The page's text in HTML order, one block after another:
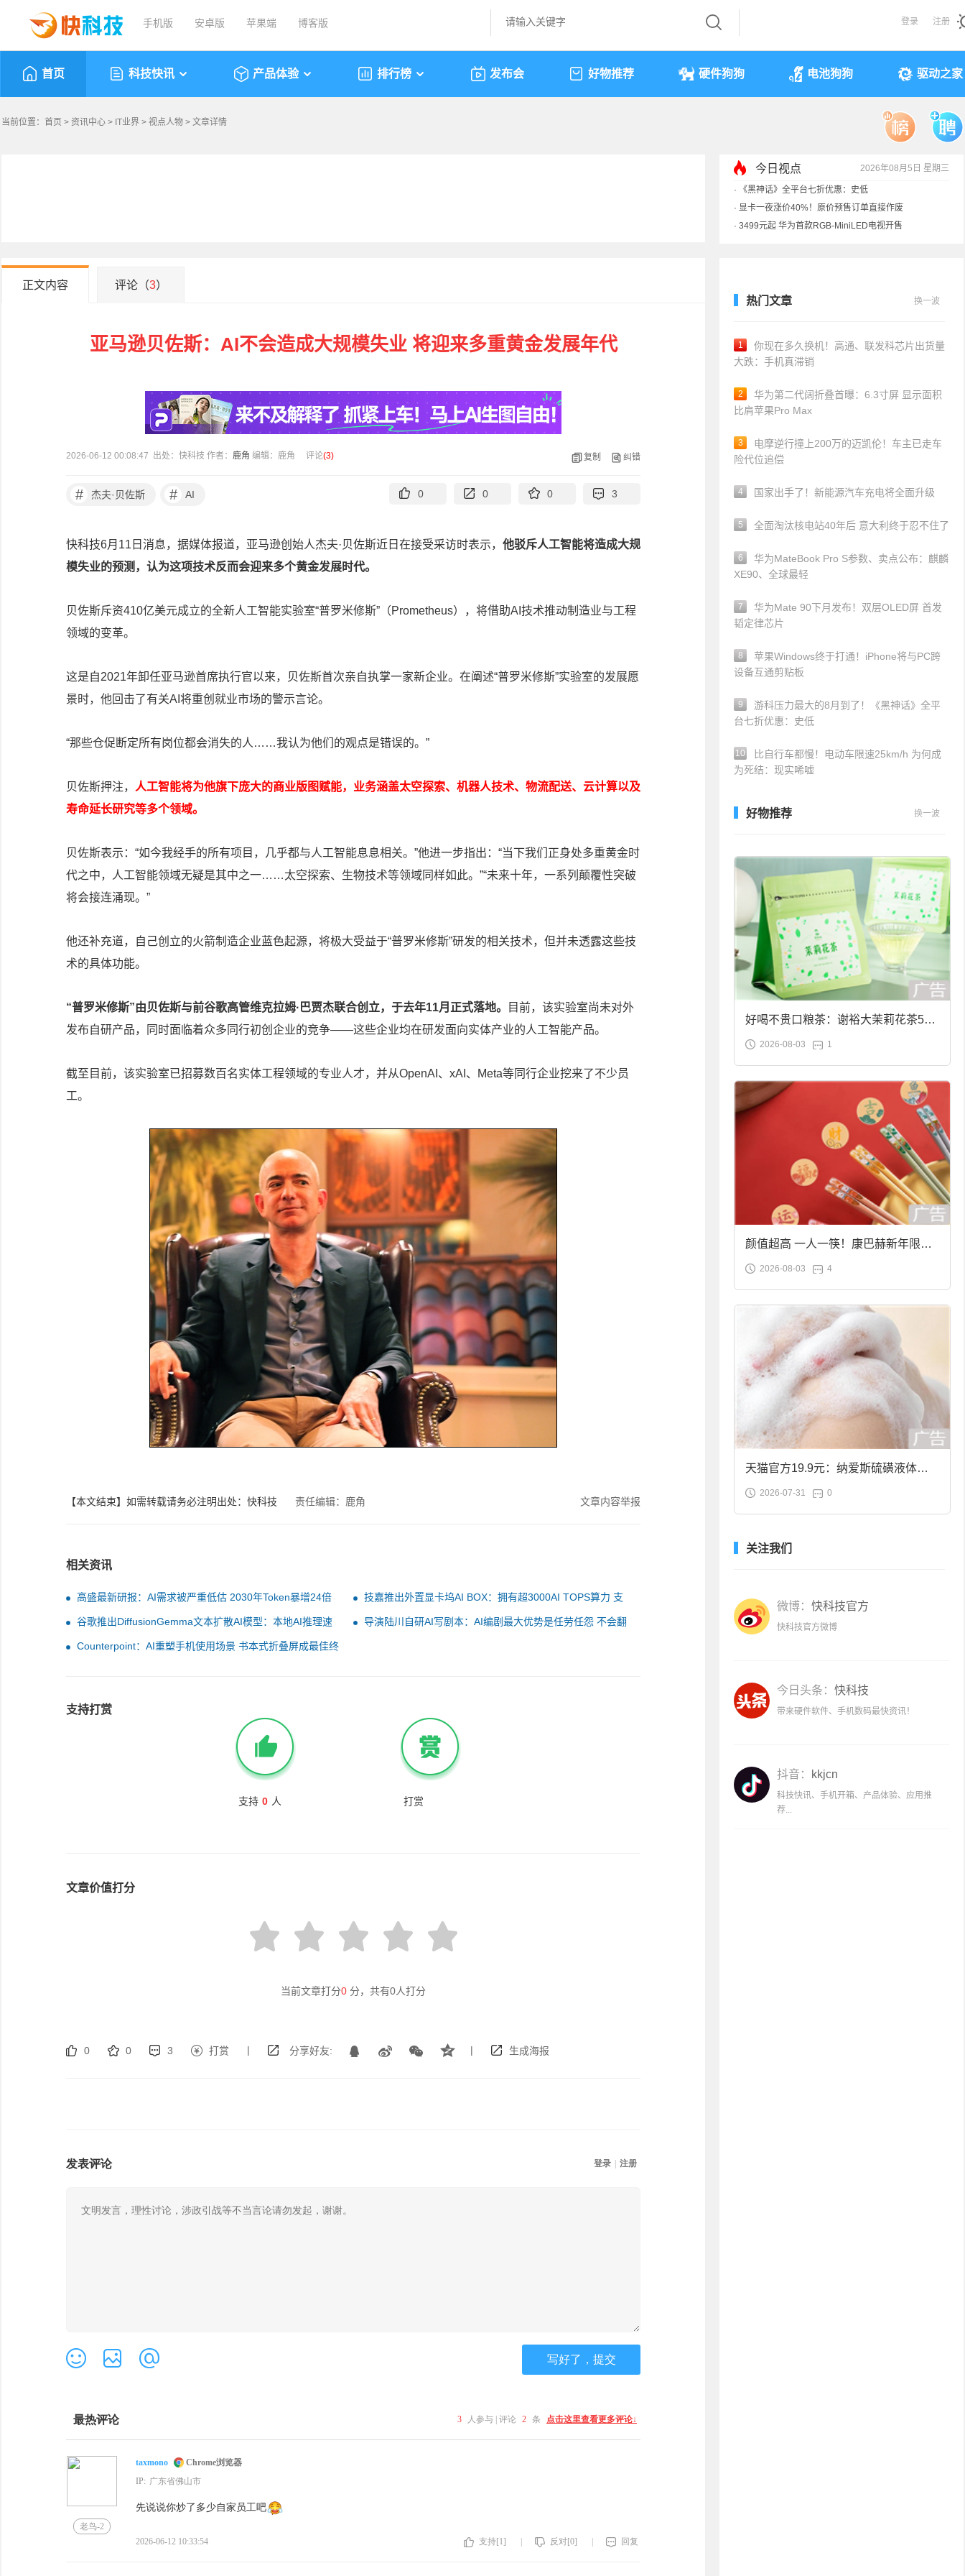
手机版 安卓版 苹果端 博客版 登录 注册
首页 科技快讯 产品体验 排行榜 发布会 好物推荐 硬件狗狗 电池狗狗 驱动之家
当前位置： 首页 > 资讯中心 > IT业界 > 视点人物 > 文章详情
今日视点 2026年08月5日 星期三
·
《黑神话》全平台七折优惠：史低
· 显卡一夜涨价40%！原价预售订单直接作废
· 3499元起 华为首款RGB-MiniLED电视开售
正文内容 评论（3）
亚马逊贝佐斯：AI不会造成大规模失业 将迎来多重黄金发展年代
2026-06-12 00:08:47 出处：快科技 作者： 鹿角 编辑：鹿角 评论(3) 复制 纠错
# 杰夫·贝佐斯 # AI 0 0 0 3
快科技6月11日消息，据媒体报道，亚马逊创始人杰夫·贝佐斯近日在接受采访时表示， 他驳斥人工智能将造成大规
模失业的预测，认为这项技术反而会迎来多个黄金发展时代。
贝佐斯斥资410亿美元成立的全新人工智能实验室“普罗米修斯”（Prometheus），将借助AI技术推动制造业与工程
领域的变革。
这是自2021年卸任亚马逊首席执行官以来，贝佐斯首次亲自执掌一家新企业。在阐述“普罗米修斯”实验室的发展愿
景时，他回击了有关AI将重创就业市场的警示言论。
“那些仓促断定所有岗位都会消失的人……我认为他们的观点是错误的。”
贝佐斯押注， 人工智能将为他旗下庞大的商业版图赋能，业务涵盖太空探索、机器人技术、物流配送、云计算以及
寿命延长研究等多个领域。
贝佐斯表示：“如今我经手的所有项目，几乎都与人工智能息息相关。”他进一步指出：“当下我们正身处多重黄金时
代之中，人工智能领域无疑是其中之一……太空探索、生物技术等领域同样如此。”“未来十年，一系列颠覆性突破
将会接连涌现。”
他还补充道，自己创立的火箭制造企业蓝色起源，将极大受益于“普罗米修斯”研发的相关技术，但并未透露这些技
术的具体功能。
“普罗米修斯”由贝佐斯与前谷歌高管维克拉姆·巴贾杰联合创立，于去年11月正式落地。
目前，该实验室尚未对外
发布自研产品，同时面临着众多同行初创企业的竞争——这些企业均在研发面向实体产业的人工智能产品。
截至目前，该实验室已招募数百名实体工程领域的专业人才，并从OpenAI、xAI、Meta等同行企业挖来了不少员
工。
【本文结束】如需转载请务必注明出处：快科技 责任编辑：鹿角 文章内容举报
相关资讯
高盛最新研报：AI需求被严重低估 2030年Token暴增24倍
技嘉推出外置显卡坞AI BOX：拥有超3000AI TOPS算力 支
持Thunderbolt 5连接
谷歌推出DiffusionGemma文本扩散AI模型：本地AI推理速
导演陆川自研AI写剧本：AI编剧最大优势是任劳任怨 不会翻
Counterpoint：AI重塑手机使用场景 书本式折叠屏成最佳终
支持打赏
支持 0 人 打赏
文章价值打分
当前文章打分0 分，共有0人打分
0 0 3 打赏 | 分享好友: | 生成海报
热门文章 换一波
1
你现在多久换机！高通、联发科芯片出货量
大跌：手机真滞销
2
华为第二代阔折叠首曝：6.3寸屏 显示面积
比肩苹果Pro Max
3
电摩逆行撞上200万的迈凯伦！车主已走车
险代位追偿
4 国家出手了！新能源汽车充电将全面升级
5 全面淘汰核电站40年后 意大利终于忍不住了
6
华为MateBook Pro S参数、卖点公布：麒麟
XE90、全球最轻
7
华为Mate 90下月发布！双层OLED屏 首发
韬定律芯片
8
苹果Windows终于打通！iPhone将与PC跨
设备互通剪贴板
9
游科压力最大的8月到了！《黑神话》全平
台七折优惠：史低
10
比自行车都慢！电动车限速25km/h 为何成
为死结：现实唏嘘
好物推荐 换一波
好喝不贵口粮茶：谢裕大茉莉花茶50g
袋装9.9元到手
2026-08-03 1
颜值超高 一人一筷！康巴赫新年限定
合金筷子大促：19.9元
2026-08-03 4
天猫官方19.9元：纳爱斯硫磺液体香
皂2斤大促
2026-07-31 0
关注我们
微博： 快科技官方
快科技官方微博
今日头条： 快科技
带来硬件软件、手机数码最快资讯！
抖音： kkjcn
科技快讯、手机开箱、产品体验、应用推
荐...